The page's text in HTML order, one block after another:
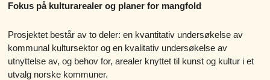
Fokus på kulturarealer og planer for mangfold
Prosjektet består av to deler: en kvantitativ undersøkelse av
kommunal kultursektor og en kvalitativ undersøkelse av
utnyttelse av, og behov for, arealer knyttet til kunst og kultur i et
utvalg norske kommuner.